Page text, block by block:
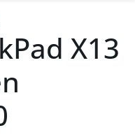
X13